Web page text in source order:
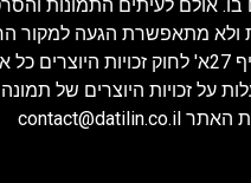
אולם לעיתים התמונות
מתאפשרת הגעה למקור
בהתאם לסעיף 27א' לחוק זכויות
על זכויות היוצרים של תמונה
האתר contact@datilin.co.il